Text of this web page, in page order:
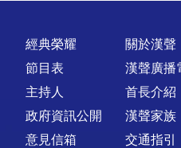
快速連結
經典榮耀
節目表
主持人
政府資訊公開
意見信箱
關於漢聲
漢聲廣播
首長介紹
漢聲家族
交通指引